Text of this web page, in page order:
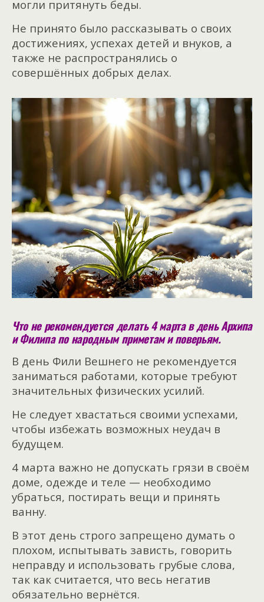
могли притянуть беды.
Не принято было рассказывать о своих
достижениях, успехах детей и внуков, а
также не распространялись о
совершённых добрых делах.
Что не рекомендуется делать 4 марта в день Архипа
и Филипа по народным приметам и поверьям.
В день Фили Вешнего не рекомендуется
заниматься работами, которые требуют
значительных физических усилий.
Не следует хвастаться своими успехами,
чтобы избежать возможных неудач в
будущем.
4 марта важно не допускать грязи в своём
доме, одежде и теле — необходимо
убраться, постирать вещи и принять
ванну.
В этот день строго запрещено думать о
плохом, испытывать зависть, говорить
неправду и использовать грубые слова,
так как считается, что весь негатив
обязательно вернётся.